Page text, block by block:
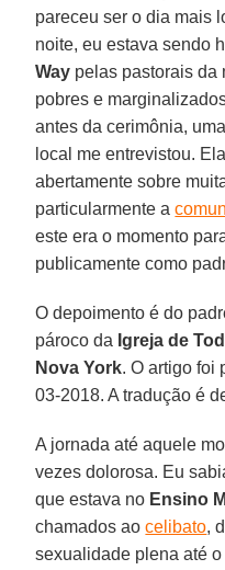
pareceu ser o dia mais
noite, eu estava sendo
Way pelas pastorais da
pobres e
antes da cerimônia,
local me entrevistou.
abertamente sobre
particularmente a
este era o momento
publicamente como
O depoimento é do
pároco da Igreja de
Nova York. O artigo foi
03-2018. A tradução é
A jornada até aquele
vezes dolorosa. Eu
que estava no Ensino
chamados aocelibato,
sexualidade plena até o